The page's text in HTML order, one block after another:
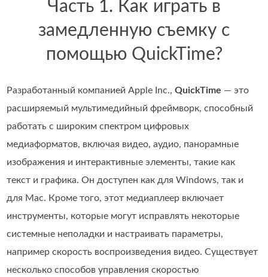
Часть 1. Как играть в
замедленную съемку с
помощью QuickTime?
Разработанный компанией Apple Inc.,QuickTime — это
расширяемый мультимедийный фреймворк, способный
работать с широким спектром цифровых
медиаформатов, включая видео, аудио, панорамные
изображения и интерактивные элементы, такие как
текст и графика. Он доступен как для Windows, так и
для Mac. Кроме того, этот медиаплеер включает
инструменты, которые могут исправлять некоторые
системные неполадки и настраивать параметры,
например скорость воспроизведения видео. Существует
несколько способов управления скоростью